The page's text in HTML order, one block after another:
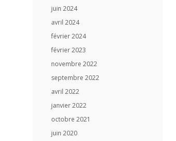
juin 2024
avril 2024
février 2024
février 2023
novembre 2022
septembre 2022
avril 2022
janvier 2022
octobre 2021
juin 2020